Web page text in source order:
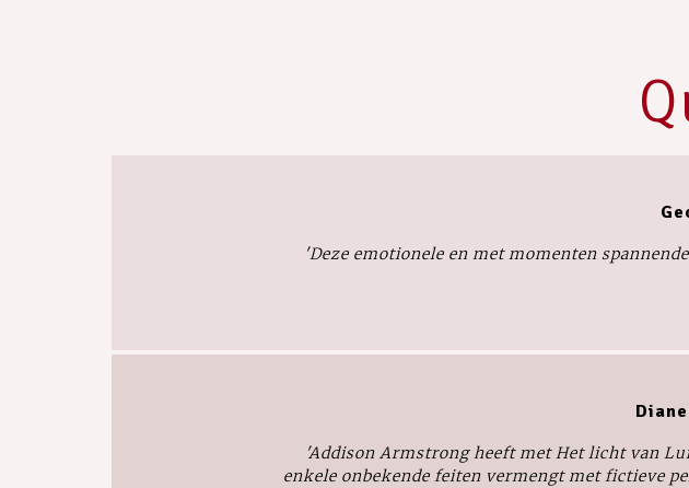
'Deze emotionele en met momenten
'Addison Armstrong heeft metHet licht van
enkele onbekende feiten vermengt met fictieve